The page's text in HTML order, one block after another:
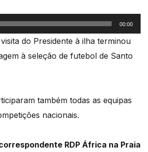
00:00
do Presidente à ilha terminou
à seleção de futebol de Santo
também todas as equipas
nacionais.
RDP África na Praia